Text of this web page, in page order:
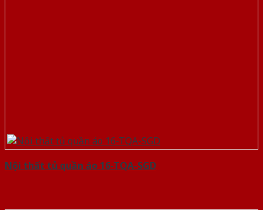
Nội thất tủ quần áo 16-TQA-SGD